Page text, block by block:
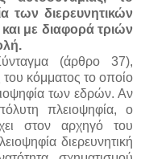
των διερευνητικών
με διαφορά τριών
(άρθρο 37),
κόμματος το οποίο
των εδρών. Αν
πλειοψηφία, ο
στον αρχηγό του
διερευνητική